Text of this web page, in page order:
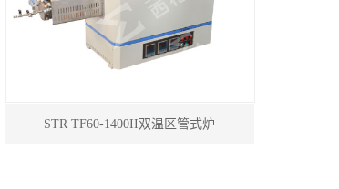
STR TF60-1400II双温区管式炉